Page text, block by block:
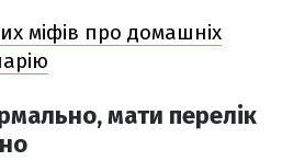
міфів про домашніх
мати перелік